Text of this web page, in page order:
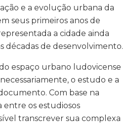
e a evolução urbana da
seus primeiros anos de
a cidade ainda
décadas de desenvolvimento.
espaço urbano ludovicense
o estudo e a
Com base na
entre os estudiosos
transcrever sua complexa